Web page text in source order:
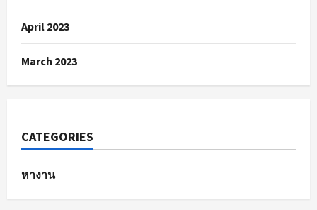
April 2023
March 2023
CATEGORIES
หางาน